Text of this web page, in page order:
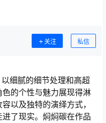
关注 私信
细腻的细节处理和高超
的个性与魅力展现得淋
以及独特的演绎方式，
了现实。焖焖碳在作品